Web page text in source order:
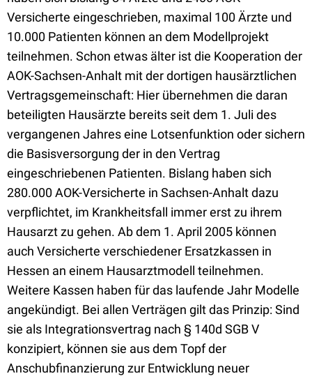
Versicherte eingeschrieben, maximal 100 Ärzte und
10.000 Patienten können an dem Modellprojekt
teilnehmen. Schon etwas älter ist die Kooperation der
AOK-Sachsen-Anhalt mit der dortigen hausärztlichen
Vertragsgemeinschaft: Hier übernehmen die daran
beteiligten Hausärzte bereits seit dem 1. Juli des
vergangenen Jahres eine Lotsenfunktion oder sichern
die Basisversorgung der in den Vertrag
eingeschriebenen Patienten. Bislang haben sich
280.000 AOK-Versicherte in Sachsen-Anhalt dazu
verpflichtet, im Krankheitsfall immer erst zu ihrem
Hausarzt zu gehen. Ab dem 1. April 2005 können
auch Versicherte verschiedener Ersatzkassen in
Hessen an einem Hausarztmodell teilnehmen.
Weitere Kassen haben für das laufende Jahr Modelle
angekündigt. Bei allen Verträgen gilt das Prinzip: Sind
sie als Integrationsvertrag nach § 140d SGB V
konzipiert, können sie aus dem Topf der
Anschubfinanzierung zur Entwicklung neuer